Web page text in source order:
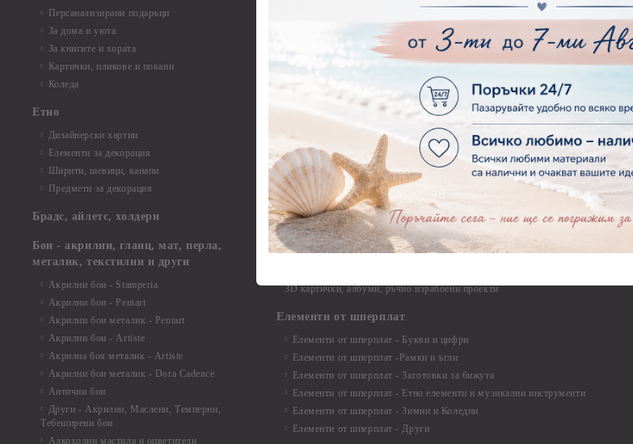
Персанализирани подаръци
За дома и уюта
За книгите и хората
Картички, пликове и покани
Коледа
Етно
Дизайнерски хартии
Елементи за декорация
Ширити, шевици, канапи
Предмети за декорация
Брадс, айлетс, холдери
Бои - акрилни, гланц, мат, перла,
металик, текстилни и други
Акрилни бои - Stamperia
Акрилни бои - Pentart
Акрилни бои металик - Pentart
Акрилни бои - Artiste
Акрилна боя металик - Artiste
Акрилни бои металик - Dora Cadence
Антични бои
Други - Акрилни, Маслени, Темперни,
Тебеширени бои
Алкохолни мастила и оцветители
Елементи от бирен картон
Елементи от бирен картон - Декоративни рамки
Елементи от бирен картон - Надписи на български
Елементи от бирен картон - Ъгли и орнаменти
Елементи от бирен картон - Сватба
Елементи от бирен картон - Училище, Дипломиране и Завършване
Елементи от бирен картон - Бебшки и Детски елементи
Елементи от бирен картон - Цветя и Животни
Елементи от бирен картон - Стиймпънк и Мъжки елементи
Елементи от бирен картон - Пътешестия - море, планина ,транспорт
Елементи от бирен картон - Други
Елементи от бирен картон - За миниатюри, дълбоки рамки, бебешки
съкровища и екслоадиращи кутии
Елементи от бирен картон - Коледа и Зима
3D картички, албуми, ръчно израбоени проекти
Елементи от шперплат
Елементи от шперплат - Букви и цифри
Елементи от шперплат -Рамки и ъгли
Елементи от шперплат - Заготовки за бижута
Елементи от шперплат - Етно елементи и музикални инструменти
Елементи от шперплат - Зимни и Коледни
Елементи от шперплат - Други